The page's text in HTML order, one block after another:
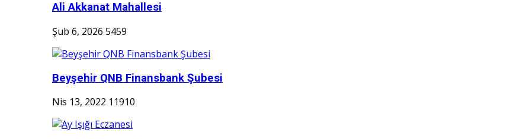
Ali Akkanat Mahallesi
Şub 6, 2026 5459
Beyşehir QNB Finansbank Şubesi
Nis 13, 2022 11910